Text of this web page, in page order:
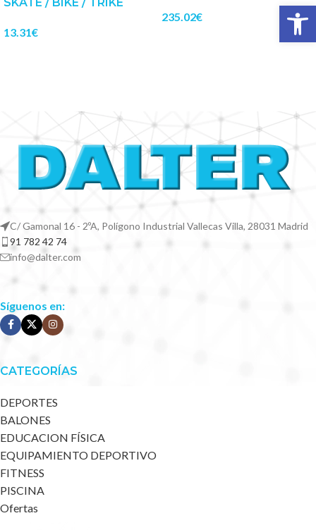
13.31€
235.02€
C/ Gamonal 16 - 2ºA, Polígono Industrial Vallecas Villa, 28031 Madrid
91 782 42 74
info@dalter.com
Síguenos en:
CATEGORÍAS
DEPORTES
BALONES
EDUCACION FÍSICA
EQUIPAMIENTO DEPORTIVO
FITNESS
PISCINA
Ofertas
Abrir